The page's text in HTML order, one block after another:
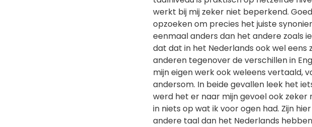
werkt bij mij zeker niet beperkend.
opzoeken om precies het juiste
eenmaal anders dan het andere zoals
dat dat in het Nederlands ook wel eens
anderen tegenover de verschillen in
mijn eigen werk ook weleens vertaald,
andersom. In beide gevallen leek het
werd het er naar mijn gevoel ook zeker
in niets op wat ik voor ogen had. Zijn
andere taal dan het Nederlands